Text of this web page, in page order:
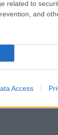
related to
and
Access